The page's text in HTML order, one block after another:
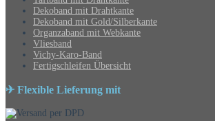
Dekoband mit Drahtkante
Dekoband mit Gold/Silberkante
Organzaband mit Webkante
Vliesband
Vichy-Karo-Band
Fertigschleifen Übersicht
✈ Flexible Lieferung mit